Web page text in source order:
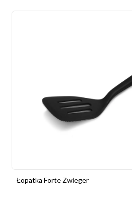
Łopatka Forte Zwieger